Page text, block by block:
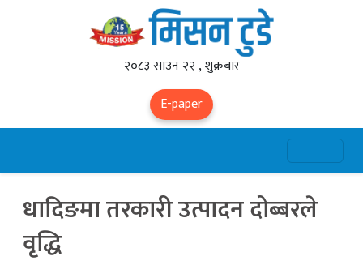
२०८३ साउन २२ , शुक्रबार
E-paper
धादिङमा तरकारी उत्पादन दोब्बरले
वृद्धि